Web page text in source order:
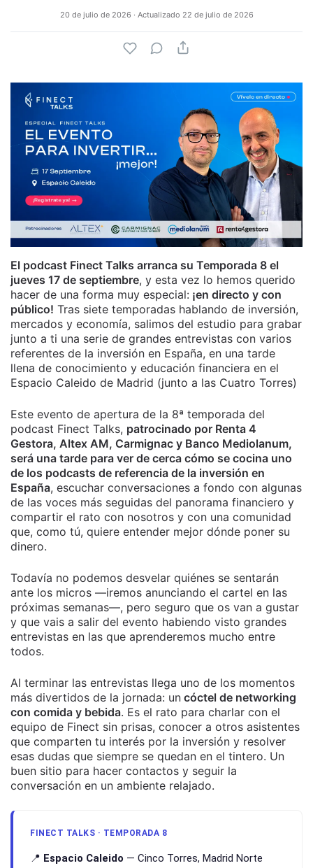
20 de julio de 2026 · Actualizado 22 de julio de 2026
El podcast Finect Talks arranca su Temporada 8 el
jueves 17 de septiembre, y esta vez lo hemos querido
hacer de una forma muy especial: ¡en directo y con
público! Tras siete temporadas hablando de inversión,
mercados y economía, salimos del estudio para grabar
junto a ti una serie de grandes entrevistas con varios
referentes de la inversión en España, en una tarde
llena de conocimiento y educación financiera en el
Espacio Caleido de Madrid (junto a las Cuatro Torres)
Este evento de apertura de la 8ª temporada del
podcast Finect Talks, patrocinado por Renta 4
Gestora, Altex AM, Carmignac y Banco Mediolanum,
será una tarde para ver de cerca cómo se cocina uno
de los podcasts de referencia de la inversión en
España, escuchar conversaciones a fondo con algunas
de las voces más seguidas del panorama financiero y
compartir el rato con nosotros y con una comunidad
que, como tú, quiere entender mejor dónde poner su
dinero.
Todavía no podemos desvelar quiénes se sentarán
ante los micros —iremos anunciando el cartel en las
próximas semanas—, pero seguro que os van a gustar
y que vais a salir del evento habiendo visto grandes
entrevistas en las que aprenderemos mucho entre
todos.
Al terminar las entrevistas llega uno de los momentos
más divertidos de la jornada: un cóctel de networking
con comida y bebida. Es el rato para charlar con el
equipo de Finect sin prisas, conocer a otros asistentes
que comparten tu interés por la inversión y resolver
esas dudas que siempre se quedan en el tintero. Un
buen sitio para hacer contactos y seguir la
conversación en un ambiente relajado.
FINECT TALKS · TEMPORADA 8
📍 Espacio Caleido — Cinco Torres, Madrid Norte